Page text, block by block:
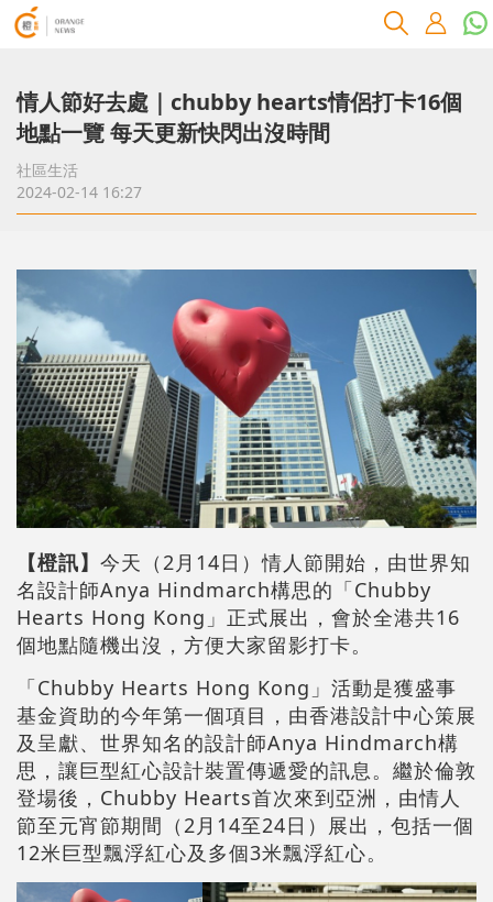
情人節好去處｜chubby hearts情侶打卡16個
地點一覽 每天更新快閃出沒時間
社區生活
2024-02-14 16:27
【橙訊】 今天（2月14日）情人節開始，由世界知
名設計師Anya Hindmarch構思的「Chubby
Hearts Hong Kong」正式展出，會於全港共16
個地點隨機出沒，方便大家留影打卡。
「Chubby Hearts Hong Kong」活動是獲盛事
基金資助的今年第一個項目，由香港設計中心策展
及呈獻、世界知名的設計師Anya Hindmarch構
思，讓巨型紅心設計裝置傳遞愛的訊息。繼於倫敦
登場後，Chubby Hearts首次來到亞洲，由情人
節至元宵節期間（2月14至24日）展出，包括一個
12米巨型飄浮紅心及多個3米飄浮紅心。